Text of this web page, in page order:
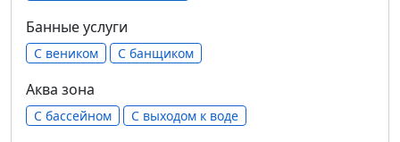
Банные услуги
С веником С банщиком
Аква зона
С бассейном С выходом к воде